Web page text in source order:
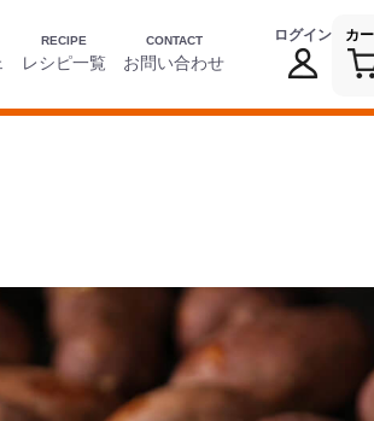
RECIPE
レシピ一覧
CONTACT
お問い合わせ
ログイン カ